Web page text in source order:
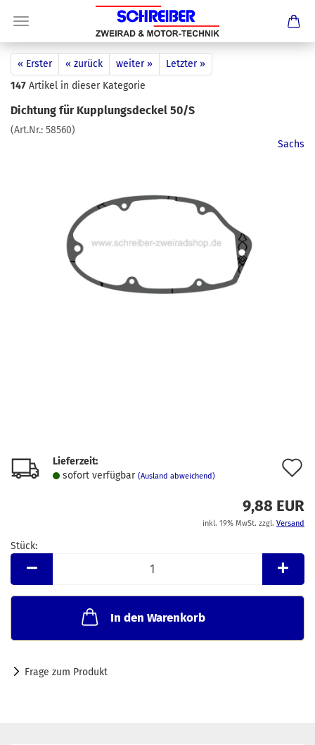
« Erster « zurück weiter »
Letzter »
147 Artikel in dieser Kategorie
Dichtung für Kupplungsdeckel 50/S
(Art.Nr.: 58560)
Sachs
Lieferzeit:
sofort verfügbar (Ausland abweichend)
9,88 EUR
inkl. 19% MwSt. zzgl. Versand
Stück:
Stück
In den Warenkorb
Frage zum Produkt